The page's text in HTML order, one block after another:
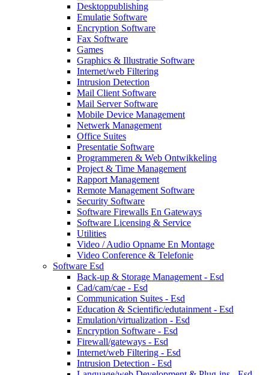
Desktoppublishing
Emulatie Software
Encryption Software
Fax Software
Games
Graphics & Illustratie Software
Internet/web Filtering
Intrusion Detection
Mail Client Software
Mail Server Software
Mobile Device Management
Netwerk Management
Office Suites
Presentatie Software
Programmeren & Web Ontwikkeling
Project & Time Management
Rapport Management
Remote Management Software
Security Software
Software Firewalls En Gateways
Software Licensing & Service
Utilities
Video / Audio Opname En Montage
Video Conference & Telefonie
Software Esd
Back-up & Storage Management - Esd
Cad/cam/cae - Esd
Communication Suites - Esd
Education & Scientific/edutainment - Esd
Emulation/virtualization - Esd
Encryption Software - Esd
Firewall/gateways - Esd
Internet/web Filtering - Esd
Intrusion Detection - Esd